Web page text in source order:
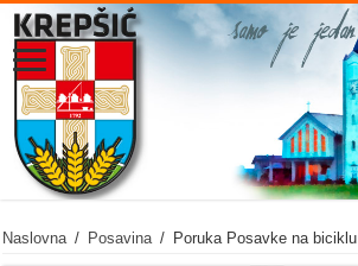
Naslovna / Posavina / Poruka Posavke na biciklu